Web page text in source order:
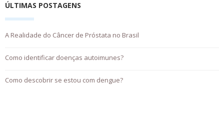
ÚLTIMAS POSTAGENS
A Realidade do Câncer de Próstata no Brasil
Como identificar doenças autoimunes?
Como descobrir se estou com dengue?